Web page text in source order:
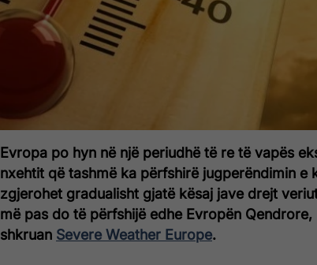
Evropa po hyn në një periudhë të re të vapës
nxehtit që tashmë ka përfshirë jugperëndimin e
zgjerohet gradualisht gjatë kësaj jave drejt
më pas do të përfshijë edhe Evropën Qendrore,
shkruan Severe Weather Europe.